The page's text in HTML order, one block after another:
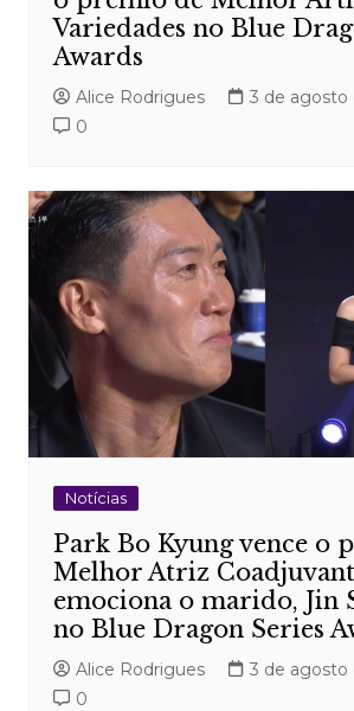
Variedades no Blue
Awards
Alice Rodrigues
3 de agosto
0
Notícias
Park Bo Kyung vence o
Melhor Atriz
emociona o marido, Jin
no Blue Dragon Series
Alice Rodrigues
3 de agosto
0